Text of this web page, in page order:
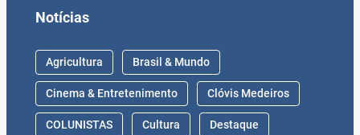
Notícias
Agricultura Brasil & Mundo
Cinema & Entretenimento Clóvis Medeiros
COLUNISTAS Cultura Destaque